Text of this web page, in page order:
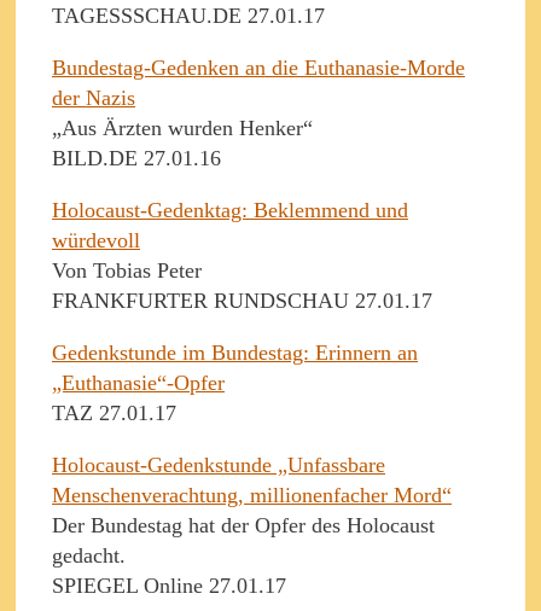
TAGESSSCHAU.DE 27.01.17
Bundestag-Gedenken an die Euthanasie-Morde
der Nazis
„Aus Ärzten wurden Henker“
BILD.DE 27.01.16
Holocaust-Gedenktag: Beklemmend und
würdevoll
Von Tobias Peter
FRANKFURTER RUNDSCHAU 27.01.17
Gedenkstunde im Bundestag: Erinnern an
„Euthanasie“-Opfer
TAZ 27.01.17
Holocaust-Gedenkstunde „Unfassbare
Menschenverachtung, millionenfacher Mord“
Der Bundestag hat der Opfer des Holocaust
gedacht.
SPIEGEL Online 27.01.17